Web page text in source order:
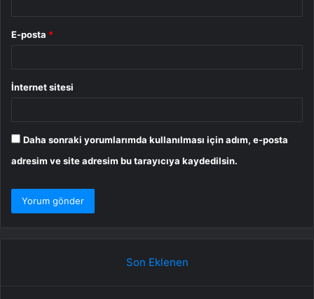
E-posta *
İnternet sitesi
Daha sonraki yorumlarımda kullanılması için adım, e-posta
adresim ve site adresim bu tarayıcıya kaydedilsin.
Son Eklenen